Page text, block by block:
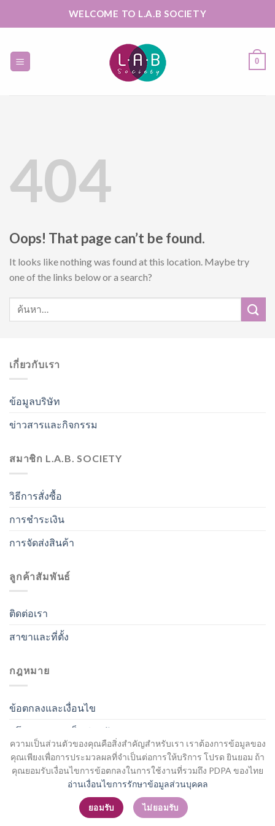
ความเป็นส่วนตัวของคุณคือสิ่งสำคัญสำหรับเรา เราต้องการข้อมูลของ
คุณเพียงเพื่อการประมวลผลที่จำเป็นต่อการให้บริการ โปรด ยินยอม ถ้า
คุณยอมรับเงื่อนไขการข้อตกลงในการใช้งานที่รวมถึง PDPA ของไทย
อ่านเงื่อนไขการรักษาข้อมูลส่วนบุคคล
ยอมรับ ไม่ยอมรับ
WELCOME TO L.A.B SOCIETY
0
404
Oops! That page can’t be found.
It looks like nothing was found at this location. Maybe try
one of the links below or a search?
เกี่ยวกับเรา
ข้อมูลบริษัท
ข่าวสารและกิจกรรม
สมาชิก L.A.B. SOCIETY
วิธีการสั่งซื้อ
การชำระเงิน
การจัดส่งสินค้า
ลูกค้าสัมพันธ์
ติดต่อเรา
สาขาและที่ตั้ง
กฎหมาย
ข้อตกลงและเงื่อนไข
นโยบายความเป็นส่วนตัว
สมัครสมาชิก / เข้าสู่ระบบ
Copyright 2026 ©Flatsome Theme